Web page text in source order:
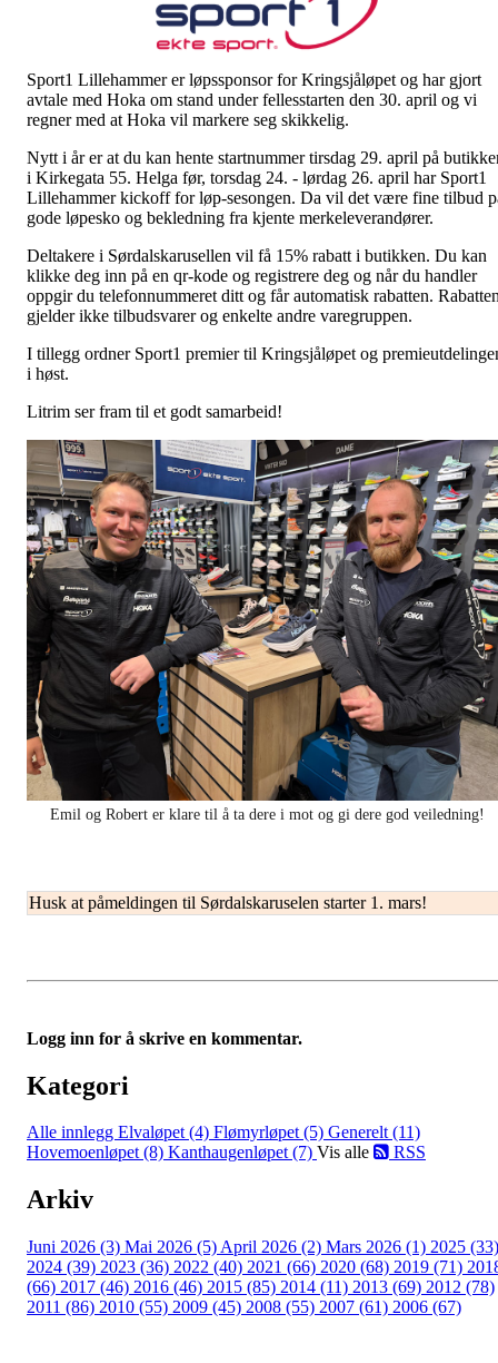
Sport1 Lillehammer er løpssponsor for Kringsjåløpet og har gjort
avtale med Hoka om stand under fellesstarten den 30. april og vi
regner med at Hoka vil markere seg skikkelig.
Nytt i år er at du kan hente startnummer tirsdag 29. april på
i Kirkegata 55. Helga før, torsdag 24. - lørdag 26. april har Sport1
Lillehammer kickoff for løp-sesongen. Da vil det være fine tilbud
gode løpesko og bekledning fra kjente merkeleverandører.
Deltakere i Sørdalskarusellen vil få 15% rabatt i butikken. Du kan
klikke deg inn på en qr-kode og registrere deg og når du handler
oppgir du telefonnummeret ditt og får automatisk rabatten.
gjelder ikke tilbudsvarer og enkelte andre varegruppen.
I tillegg ordner Sport1 premier til Kringsjåløpet og
i høst.
Litrim ser fram til et godt samarbeid!
Emil og Robert er klare til å ta dere i mot og gi dere god veiledning!
Husk at påmeldingen til Sørdalskaruselen starter 1. mars!
Logg inn for å skrive en kommentar.
Kategori
Alle innlegg Elvaløpet (4) Flømyrløpet (5) Generelt (11)
Hovemoenløpet (8) Kanthaugenløpet (7) Vis alle RSS
Arkiv
Juni 2026 (3) Mai 2026 (5) April 2026 (2) Mars 2026 (1) 2025 (33)
2024 (39) 2023 (36) 2022 (40) 2021 (66) 2020 (68) 2019 (71)
(66) 2017 (46) 2016 (46) 2015 (85) 2014 (11) 2013 (69) 2012 (78)
2011 (86) 2010 (55) 2009 (45) 2008 (55) 2007 (61) 2006 (67)